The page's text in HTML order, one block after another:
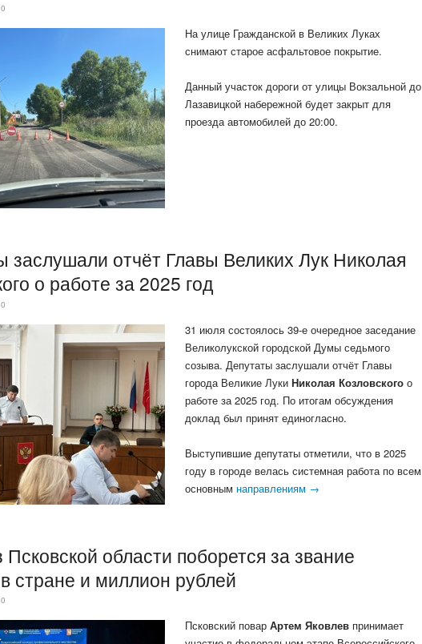
0
На улице Гражданской в Великих Луках
снимают старое асфальтовое покрытие.
Данный участок дороги от улицы Вокзальной до
Лазавицкой набережной будет закрыт для
проезда автомобилей до 20:00.
заслушали отчёт Главы Великих Лук Николая
о работе за 2025 год
0
31 июля состоялось 39-е очередное заседание
Великолукской городской Думы седьмого
созыва. Депутаты заслушали отчёт Главы
города Великие Луки Николая Козловского о
работе за 2025 год. По итогам обсуждения
доклад был принят единогласно.
Выступившие депутаты отметили, что в 2025
году в городе велась системная работа по всем
основным направлениям →
области поборется за звание
стране и миллион рублей
0
Псковский повар Артем Яковлев принимает